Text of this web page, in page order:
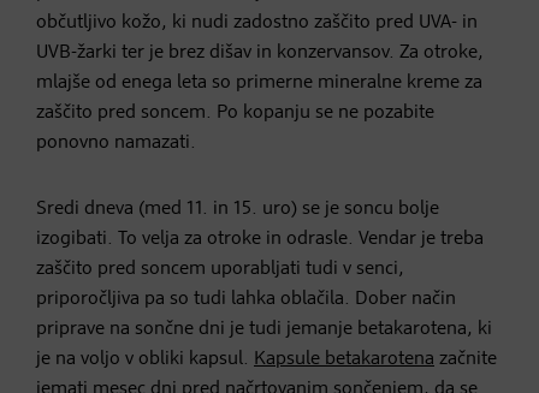
občutljivo kožo, ki nudi zadostno zaščito pred UVA- in
UVB-žarki ter je brez dišav in konzervansov. Za otroke,
mlajše od enega leta so primerne mineralne kreme za
zaščito pred soncem. Po kopanju se ne pozabite
ponovno namazati.
Sredi dneva (med 11. in 15. uro) se je soncu bolje
izogibati. To velja za otroke in odrasle. Vendar je treba
zaščito pred soncem uporabljati tudi v senci,
priporočljiva pa so tudi lahka oblačila. Dober način
priprave na sončne dni je tudi jemanje betakarotena, ki
je na voljo v obliki kapsul. Kapsule betakarotena začnite
jemati mesec dni pred načrtovanim sončenjem, da se